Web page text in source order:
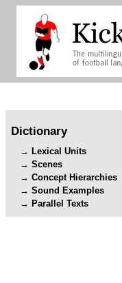
Dictionary
Lexical Units
Scenes
Concept Hierarchies
Sound Examples
Parallel Texts